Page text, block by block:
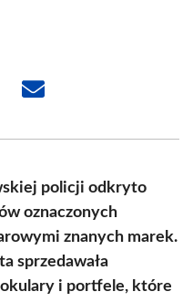
Share
policji odkryto
oznaczonych
znanych marek.
sprzedawała
i portfele, które